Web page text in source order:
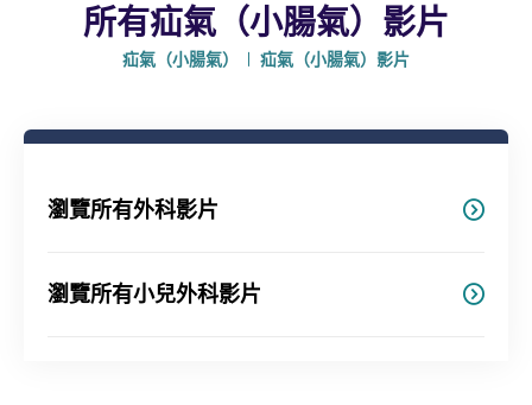
所有疝氣（小腸氣）影片
疝氣（小腸氣） 疝氣（小腸氣）影片
瀏覽所有外科影片
瀏覽所有小兒外科影片